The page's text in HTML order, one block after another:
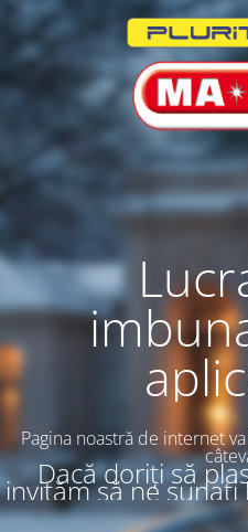
Pagina noastră de internet
Dacă doriți să
invităm să ne